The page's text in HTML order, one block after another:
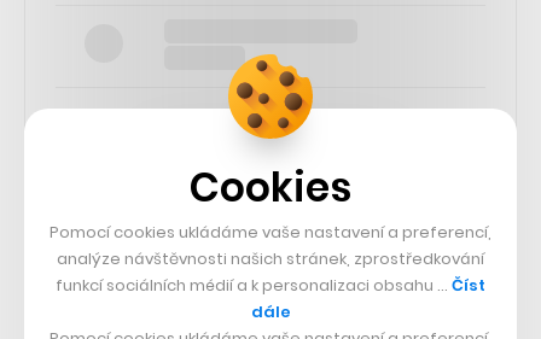
73k
Cookies
Pomocí cookies ukládáme vaše nastavení a preferencí,
analýze návštěvnosti našich stránek, zprostředkování
funkcí sociálních médií a k personalizaci obsahu … Číst
dále